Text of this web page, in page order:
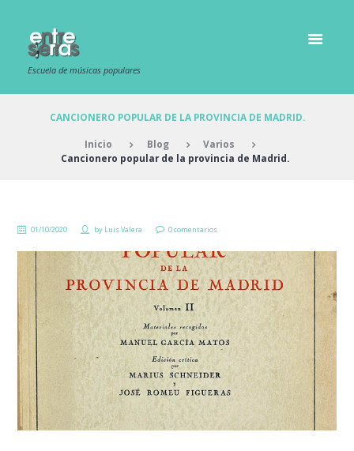
Escuela de músicas populares
CANCIONERO POPULAR DE LA PROVINCIA DE MADRID.
Inicio Blog
Varios
Cancionero popular de la provincia de Madrid.
01/10/2020 by Luis Valera 0 comentarios